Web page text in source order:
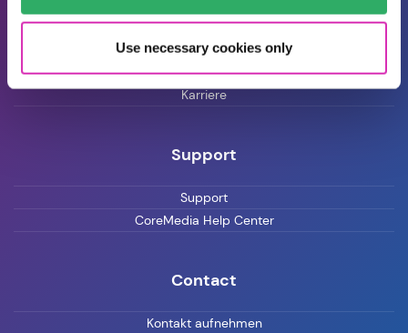
Use necessary cookies only
Veranstaltungen
Pressemitteilungen
Blog
Karriere
Support
Support
CoreMedia Help Center
Contact
Kontakt aufnehmen